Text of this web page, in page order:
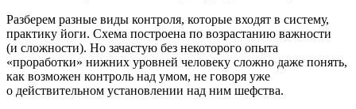
Разберем разные виды контроля, которые входят в систему,
практику йоги. Схема построена по возрастанию важности
(и сложности). Но зачастую без некоторого опыта
«проработки» нижних уровней человеку сложно даже понять,
как возможен контроль над умом, не говоря уже
о действительном установлении над ним шефства.